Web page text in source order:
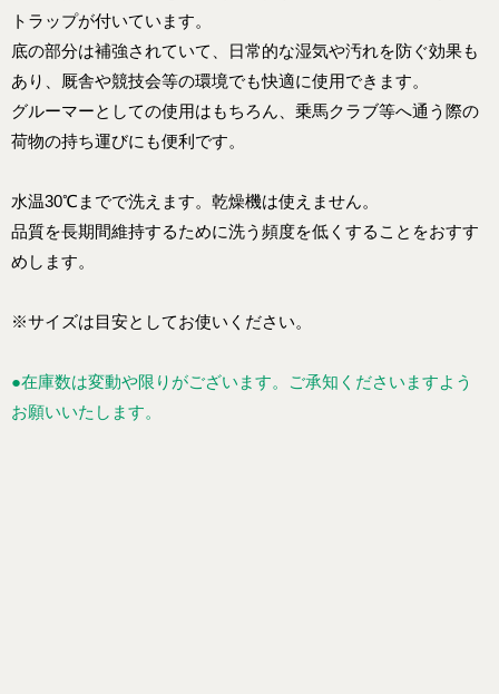
トラップが付いています。
底の部分は補強されていて、日常的な湿気や汚れを防ぐ効果も
あり、厩舎や競技会等の環境でも快適に使用できます。
グルーマーとしての使用はもちろん、乗馬クラブ等へ通う際の
荷物の持ち運びにも便利です。
水温30℃までで洗えます。乾燥機は使えません。
品質を長期間維持するために洗う頻度を低くすることをおすす
めします。
※サイズは目安としてお使いください。
●在庫数は変動や限りがございます。ご承知くださいますよう
お願いいたします。